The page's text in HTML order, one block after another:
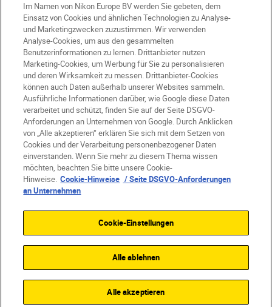
DE Nikon Sites
Kontakt
Datenschutzhinweis
Nutzungsbedingungen
Geschäftsbedingungen des Nikon Stores
Cookie-Hinweise
Barrierefreiheit
Cookie-Einstellungen
© 2026 Nikon
Im Namen von Nikon Europe BV werden Sie gebeten, dem
Einsatz von Cookies und ähnlichen Technologien zu Analyse-
und Marketingzwecken zuzustimmen. Wir verwenden
Analyse-Cookies, um aus den gesammelten
Benutzerinformationen zu lernen. Drittanbieter nutzen
Marketing-Cookies, um Werbung für Sie zu personalisieren
und deren Wirksamkeit zu messen. Drittanbieter-Cookies
können auch Daten außerhalb unserer Websites sammeln.
Ausführliche Informationen darüber, wie Google diese Daten
verarbeitet und schützt, finden Sie auf der Seite DSGVO-
Anforderungen an Unternehmen von Google. Durch Anklicken
von „Alle akzeptieren“ erklären Sie sich mit dem Setzen von
Cookies und der Verarbeitung personenbezogener Daten
einverstanden. Wenn Sie mehr zu diesem Thema wissen
möchten, beachten Sie bitte unsere Cookie-
Hinweise. Cookie-Hinweise / Seite DSGVO-Anforderungen
an Unternehmen
Cookie-Einstellungen
Alle ablehnen
Alle akzeptieren